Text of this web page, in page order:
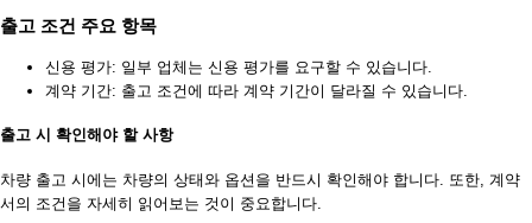
출고 조건 주요 항목
신용 평가: 일부 업체는 신용 평가를 요구할 수 있습니다.
계약 기간: 출고 조건에 따라 계약 기간이 달라질 수 있습니다.
출고 시 확인해야 할 사항
차량 출고 시에는 차량의 상태와 옵션을 반드시 확인해야 합니다. 또한, 계약
서의 조건을 자세히 읽어보는 것이 중요합니다.